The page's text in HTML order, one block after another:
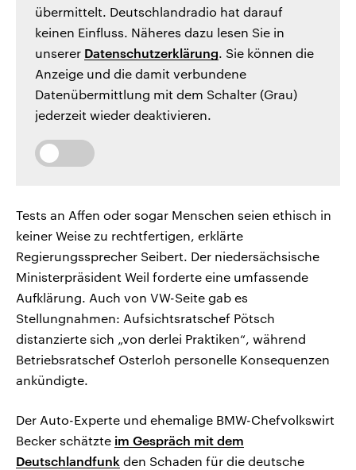
übermittelt. Deutschlandradio hat darauf
keinen Einfluss. Näheres dazu lesen Sie in
unserer Datenschutzerklärung. Sie können die
Anzeige und die damit verbundene
Datenübermittlung mit dem Schalter (Grau)
jederzeit wieder deaktivieren.
Tests an Affen oder sogar Menschen seien ethisch in
keiner Weise zu rechtfertigen, erklärte
Regierungssprecher Seibert. Der niedersächsische
Ministerpräsident Weil forderte eine umfassende
Aufklärung. Auch von VW-Seite gab es
Stellungnahmen: Aufsichtsratschef Pötsch
distanzierte sich „von derlei Praktiken“, während
Betriebsratschef Osterloh personelle Konsequenzen
ankündigte.
Der Auto-Experte und ehemalige BMW-Chefvolkswirt
Becker schätzte im Gespräch mit dem
Deutschlandfunk den Schaden für die deutsche